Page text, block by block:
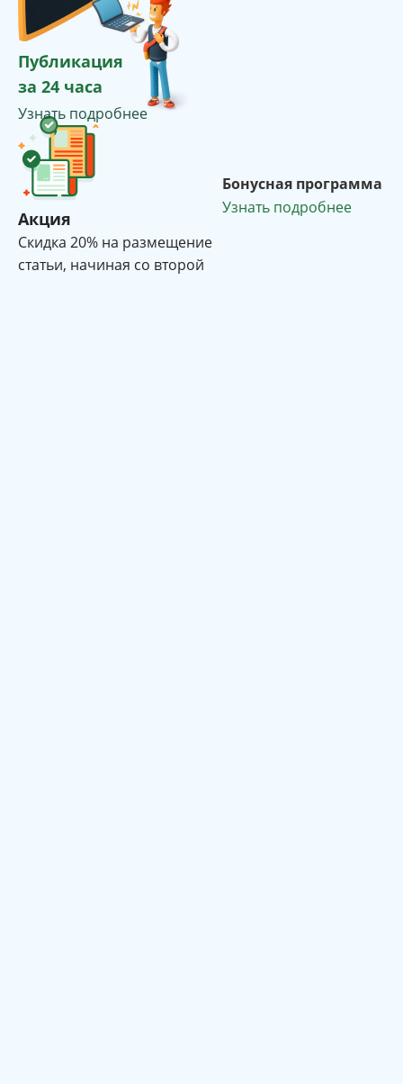
Публикация
за 24 часа
Узнать подробнее
Акция
Cкидка 20% на размещение
статьи, начиная со второй
Бонусная программа
Узнать подробнее